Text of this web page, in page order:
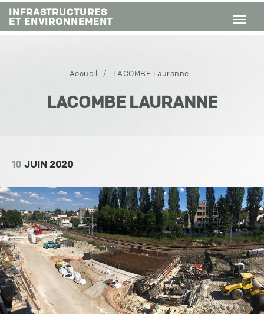
INFRASTRUCTURES
ET ENVIRONNEMENT
Accueil / LACOMBE Lauranne
LACOMBE LAURANNE
10 JUIN 2020